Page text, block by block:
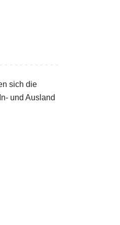
sich die
und Ausland